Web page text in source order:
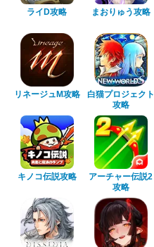
ライD攻略 まおりゅう攻略
リネージュM攻略
白猫プロジェクト
攻略
キノコ伝説攻略
アーチャー伝説2
攻略